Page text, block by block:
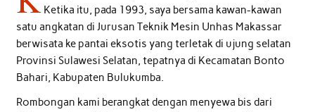
Ketika itu, pada 1993, saya bersama kawan-kawan
satu angkatan di Jurusan Teknik Mesin Unhas Makassar
berwisata ke pantai eksotis yang terletak di ujung selatan
Provinsi Sulawesi Selatan, tepatnya di Kecamatan Bonto
Bahari, Kabupaten Bulukumba.
Rombongan kami berangkat dengan menyewa bis dari